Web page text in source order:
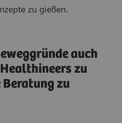
zu gießen.
auch
zu
zu